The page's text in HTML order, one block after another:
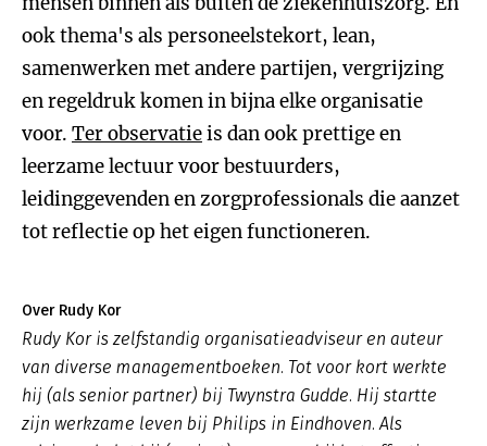
ook thema's als personeelstekort, lean,
samenwerken met andere partijen, vergrijzing
en regeldruk komen in bijna elke organisatie
voor. Ter observatieis dan ook prettige en
leerzame lectuur voor bestuurders,
leidinggevenden en zorgprofessionals die aanzet
tot reflectie op het eigen functioneren.
Over Rudy Kor
Rudy Kor is zelfstandig organisatieadviseur en auteur
van diverse managementboeken. Tot voor kort werkte
hij (als senior partner) bij Twynstra Gudde. Hij startte
zijn werkzame leven bij Philips in Eindhoven. Als